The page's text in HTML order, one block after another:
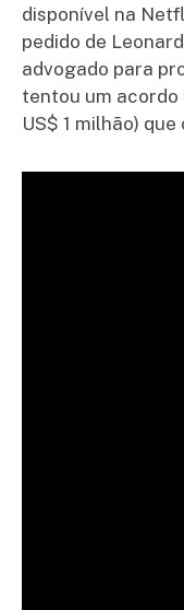
disponível na
pedido de
advogado para
tentou um
US$ 1 milhão)